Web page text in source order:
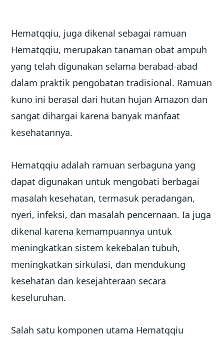
Hematqqiu, juga dikenal sebagai ramuan
Hematqqiu, merupakan tanaman obat ampuh
yang telah digunakan selama berabad-abad
dalam praktik pengobatan tradisional. Ramuan
kuno ini berasal dari hutan hujan Amazon dan
sangat dihargai karena banyak manfaat
kesehatannya.
Hematqqiu adalah ramuan serbaguna yang
dapat digunakan untuk mengobati berbagai
masalah kesehatan, termasuk peradangan,
nyeri, infeksi, dan masalah pencernaan. Ia juga
dikenal karena kemampuannya untuk
meningkatkan sistem kekebalan tubuh,
meningkatkan sirkulasi, dan mendukung
kesehatan dan kesejahteraan secara
keseluruhan.
Salah satu komponen utama Hematqqiu